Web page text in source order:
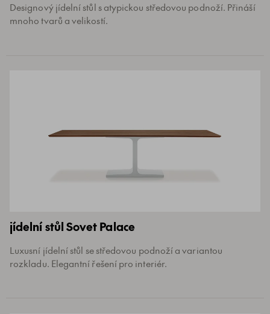
Designový jídelní stůl s atypickou středovou podnoží. Přináší
mnoho tvarů a velikostí.
jídelní stůl Sovet Palace
Luxusní jídelní stůl se středovou podnoží a variantou
rozkladu. Elegantní řešení pro interiér.